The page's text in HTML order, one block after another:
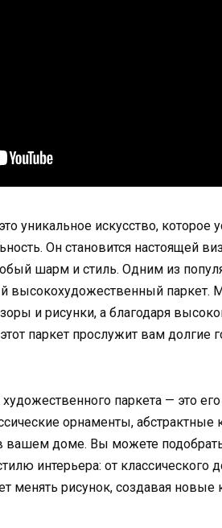
уникальное искусство, которое
Он становится настоящей
шарм и стиль. Одним из
высокохудожественный паркет.
и рисунки, а благодаря
паркет прослужит вам долгие
паркета — это
орнаменты, абстрактные
доме. Вы можете подобрать
интерьера: от классического
менять рисунок, создавая новые